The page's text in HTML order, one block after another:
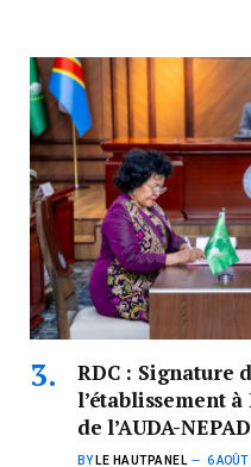
RDC : Signature
l’établissement
de l’AUDA-NEPAD
BY LE HAUTPANEL 6